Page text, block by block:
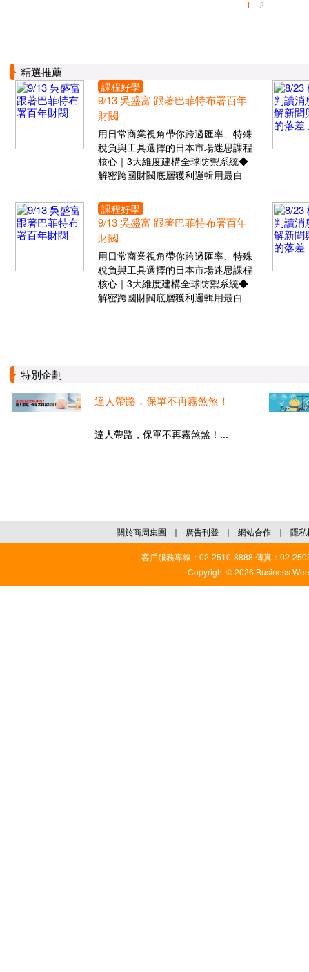
1 2
精選推薦
課程好學
9/13 吳盛富 跟著巴菲特布署百年
財閥
用日常商業視角帶你跨過匯率、特殊
稅負與工具選擇的日本市場迷思課程
核心｜3大維度建構全球防禦系統◆
解密跨國財閥底層獲利邏輯用最白
課程好學
9/13 吳盛富 跟著巴菲特布署百年
財閥
用日常商業視角帶你跨過匯率、特殊
稅負與工具選擇的日本市場迷思課程
核心｜3大維度建構全球防禦系統◆
解密跨國財閥底層獲利邏輯用最白
特別企劃
達人帶路，保單不再霧煞煞！
達人帶路，保單不再霧煞煞！...
關於商周集團 ｜ 廣告刊登 ｜ 網站合作 ｜ 隱私
客戶服務專線：02-2510-8888 傳真：02-
Copyright © 2026 Business